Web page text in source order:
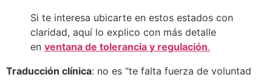
Si te interesa ubicarte en estos estados con
claridad, aquí lo explico con más detalle
en ventana de tolerancia y regulación.
Traducción clínica: no es “te falta fuerza de voluntad